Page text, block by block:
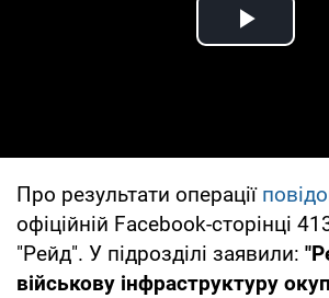
Play
Про результати операції
офіційній Facebook-сторінці
"Рейд". У підрозділі заявили:
військову інфраструктуру